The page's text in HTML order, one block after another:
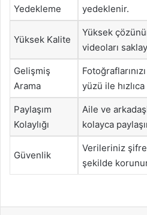
Yedekleme
yedeklenir.
Yüksek Kalite
Yüksek
videoları
Gelişmiş
Arama
yüzü ile
Paylaşım
Kolaylığı
Aile ve
kolayca
Güvenlik
Verileriniz
şekilde